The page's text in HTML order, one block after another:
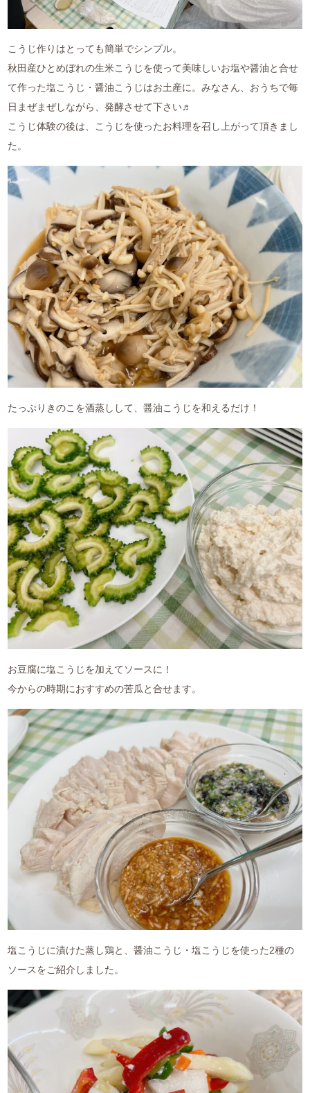
こうじ作りはとっても簡単でシンプル。
秋田産ひとめぼれの生米こうじを使って美味しいお塩や醤油と合せ
て作った塩こうじ・醤油こうじはお土産に。みなさん、おうちで毎
日まぜまぜしながら、発酵させて下さい♬
こうじ体験の後は、こうじを使ったお料理を召し上がって頂きまし
た。
たっぷりきのこを酒蒸しして、醤油こうじを和えるだけ！
お豆腐に塩こうじを加えてソースに！
今からの時期におすすめの苦瓜と合せます。
塩こうじに漬けた蒸し鶏と、醤油こうじ・塩こうじを使った2種の
ソースをご紹介しました。